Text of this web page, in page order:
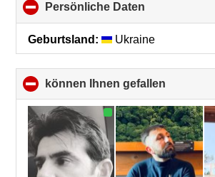
Persönliche Daten
to
collapse
Geburtsland: Ukraine
können Ihnen gefallen
to
collapse
contents